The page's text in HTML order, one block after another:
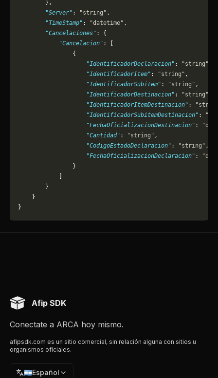
        },
        "Server"
: "string" ,
        "TimeStamp"
: "datetime" ,
        "Cancelaciones"
: {
            "Cancelacion"
: [
                {
                    "IdentificadorDeclaracion"
: "string"
                    "IdentificadorItem"
: "string" ,
                    "IdentificadorSubitem"
: "string" ,
                    "IdentificadorDestinacion"
: "string"
                    "IdentificadorItemDestinacion"
:
                    "IdentificadorSubitemDestinacion"
:
                    "FechaOficializacionDestinacion"
:
                    "Cantidad"
: "string" ,
                    "CodigoEstadoDeclaracion"
: "string" ,
                    "FechaOficializacionDeclaracion"
:
                }
        }
    }
}
Afip SDK
Conectate a ARCA hoy mismo.
afipsdk.com es un sitio comercial, sin relación alguna con sitios u
organismos oficiales.
🇦🇷Español